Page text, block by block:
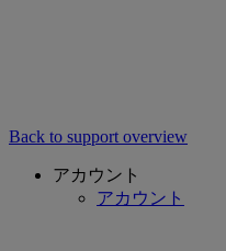
Back to support overview
アカウント
アカウント